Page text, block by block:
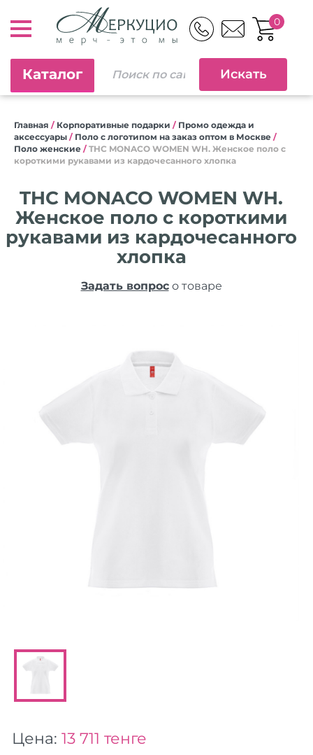
0
Каталог
Главная / Корпоративные подарки / Промо одежда и
аксессуары / Поло с логотипом на заказ оптом в Москве /
Поло женские / THC MONACO WOMEN WH. Женское поло с
короткими рукавами из кардочесанного хлопка
THC MONACO WOMEN WH.
Женское поло с короткими
рукавами из кардочесанного
хлопка
Задать вопросо товаре
Цена: 13 711 тенге